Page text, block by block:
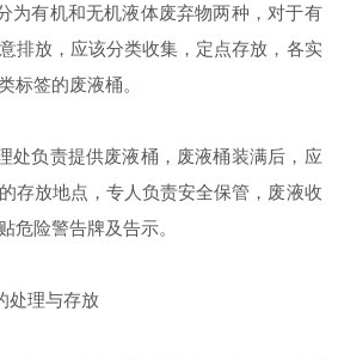
机和无机液体废弃物两种，对于有
排放，应该分类收集，定点存放，各实
标签的废液桶。
责提供废液桶，废液桶装满后，应
存放地点，专人负责安全保管，废液收
危险警告牌及告示。
处理与存放